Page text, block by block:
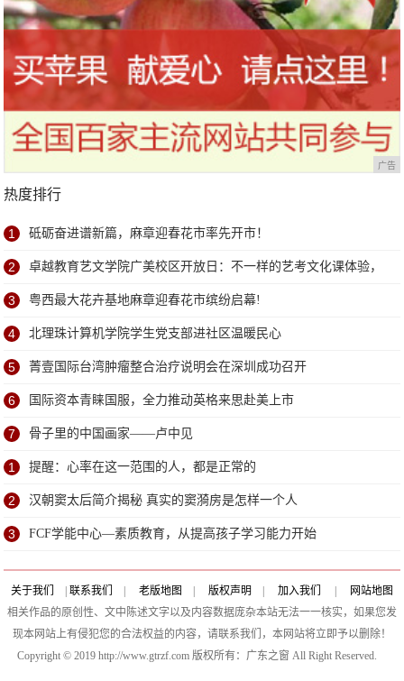
广告
热度排行
1 砥砺奋进谱新篇，麻章迎春花市率先开市！
2 卓越教育艺文学院广美校区开放日：不一样的艺考文化课体验，
学位已告急
3 粤西最大花卉基地麻章迎春花市缤纷启幕!
4 北理珠计算机学院学生党支部进社区温暖民心
5 菁壹国际台湾肿瘤整合治疗说明会在深圳成功召开
6 国际资本青睐国服，全力推动英格来思赴美上市
7 骨子里的中国画家——卢中见
1 提醒：心率在这一范围的人，都是正常的
2 汉朝窦太后简介揭秘 真实的窦漪房是怎样一个人
3 FCF学能中心—素质教育，从提高孩子学习能力开始
关于我们 联系我们 老版地图 版权声明 加入我们
网站地图
相关作品的原创性、文中陈述文字以及内容数据庞杂本站无法一一核实，如果您发
现本网站上有侵犯您的合法权益的内容，请联系我们，本网站将立即予以删除！
Copyright © 2019 http://www.gtrzf.com 版权所有：广东之窗 All Right Reserved.